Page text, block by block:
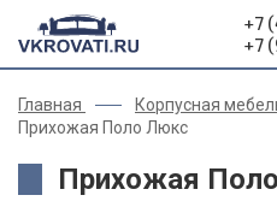
+7
+7
Главная Корпусная
Прихожая Поло Люкс
Прихожая